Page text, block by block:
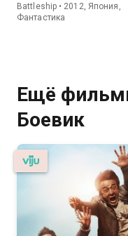
Battleship • 2012, Япония,
Фантастика
Ещё
Боевик